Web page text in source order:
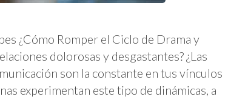
¿Cómo Romper el Ciclo de Drama y
dolorosas y desgastantes? ¿Las
son la constante en tus vínculos
experimentan este tipo de dinámicas, a